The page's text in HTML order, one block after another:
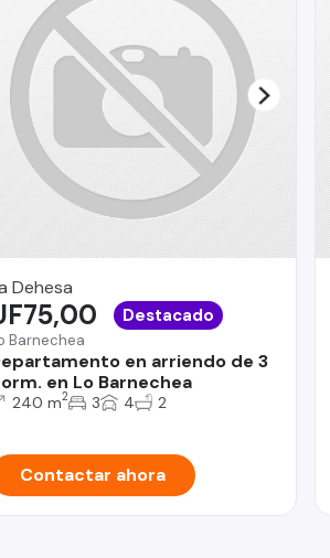
Dehesa
Barnechea
en arriendo de 3
en Lo Barnechea
Destacado
240 m2 3 4 2
Contactar ahora